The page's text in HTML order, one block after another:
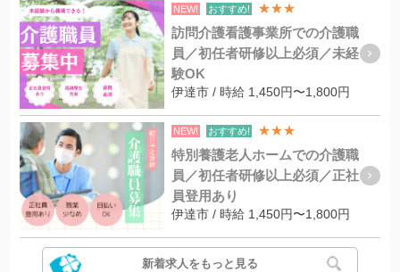
NEW! おすすめ! ★★★
訪問介護看護事業所での介護職
員／初任者研修以上必須／未経
験OK
伊達市 / 時給 1,450円〜1,800円
NEW! おすすめ! ★★★
特別養護老人ホームでの介護職
員／初任者研修以上必須／正社
員登用あり
伊達市 / 時給 1,450円〜1,800円
新着求人をもっと見る